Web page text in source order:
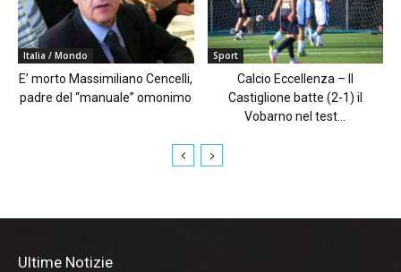
Italia / Mondo
E’ morto Massimiliano Cencelli,
padre del “manuale” omonimo
Sport
Calcio Eccellenza – Il
Castiglione batte (2-1) il
Vobarno nel test...
Ultime Notizie